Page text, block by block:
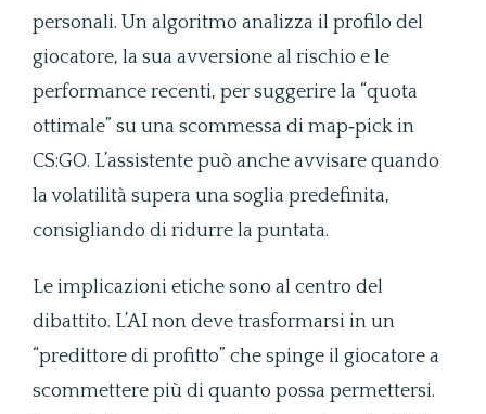
personali. Un algoritmo analizza il profilo del
giocatore, la sua avversione al rischio e le
performance recenti, per suggerire la “quota
ottimale” su una scommessa di map‑pick in
CS:GO. L’assistente può anche avvisare quando
la volatilità supera una soglia predefinita,
consigliando di ridurre la puntata.
Le implicazioni etiche sono al centro del
dibattito. L’AI non deve trasformarsi in un
“predittore di profitto” che spinge il giocatore a
scommettere più di quanto possa permettersi.